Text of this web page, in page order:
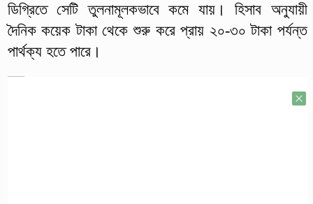
ডিগ্রিতে সেটি তুলনামূলকভাবে কমে যায়। হিসাব অনুযায়ী
দৈনিক কয়েক টাকা থেকে শুরু করে প্রায় ২০-৩০ টাকা পর্যন্ত
পার্থক্য হতে পারে।